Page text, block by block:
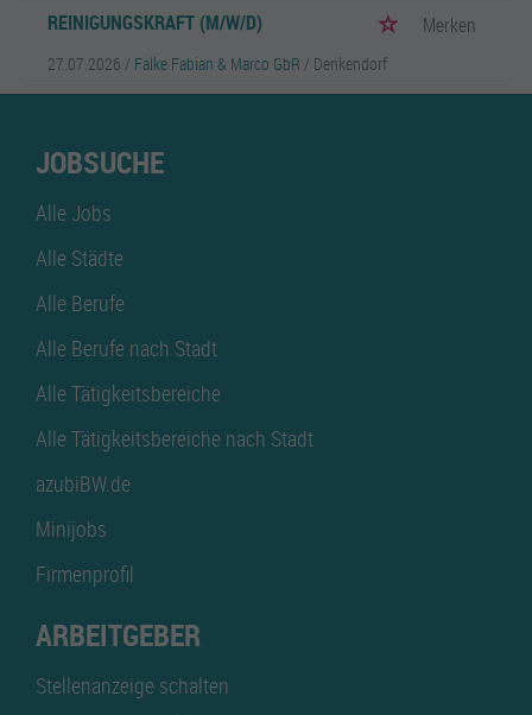
REINIGUNGSKRAFT (M/W/D) Merken
27.07.2026 / Falke Fabian & Marco GbR / Denkendorf
JOBSUCHE
Alle Jobs
Alle Städte
Alle Berufe
Alle Berufe nach Stadt
Alle Tätigkeitsbereiche
Alle Tätigkeitsbereiche nach Stadt
azubiBW.de
Minijobs
Firmenprofil
ARBEITGEBER
Stellenanzeige schalten